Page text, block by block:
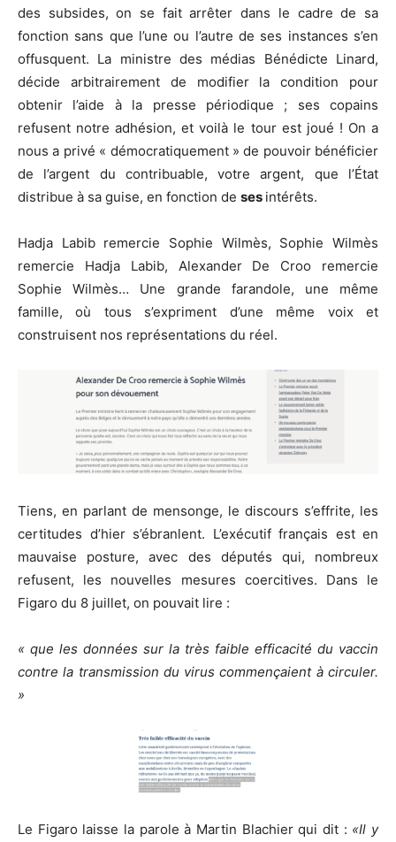
des subsides, on se fait arrêter dans le cadre de sa
fonction sans que l’une ou l’autre de ses instances s’en
offusquent. La ministre des médias Bénédicte Linard,
décide arbitrairement de modifier la condition pour
obtenir l’aide à la presse périodique ; ses copains
refusent notre adhésion, et voilà le tour est joué ! On a
nous a privé « démocratiquement » de pouvoir bénéficier
de l’argent du contribuable, votre argent, que l’État
distribue à sa guise, en fonction de ses intérêts.
Hadja Labib remercie Sophie Wilmès, Sophie Wilmès
remercie Hadja Labib, Alexander De Croo remercie
Sophie Wilmès… Une grande farandole, une même
famille, où tous s’expriment d’une même voix et
construisent nos représentations du réel.
Tiens, en parlant de mensonge, le discours s’effrite, les
certitudes d’hier s’ébranlent. L’exécutif français est en
mauvaise posture, avec des députés qui, nombreux
refusent, les nouvelles mesures coercitives. Dans le
Figaro du 8 juillet, on pouvait lire :
« que les données sur la très faible efficacité du vaccin
contre la transmission du virus commençaient à circuler.
»
Le Figaro laisse la parole à Martin Blachier qui dit : «Il y